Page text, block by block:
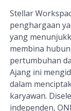
Stellar
penghargaan
yang
membina
pertumbuhan
Ajang ini
dalam
karyawan.
independen,